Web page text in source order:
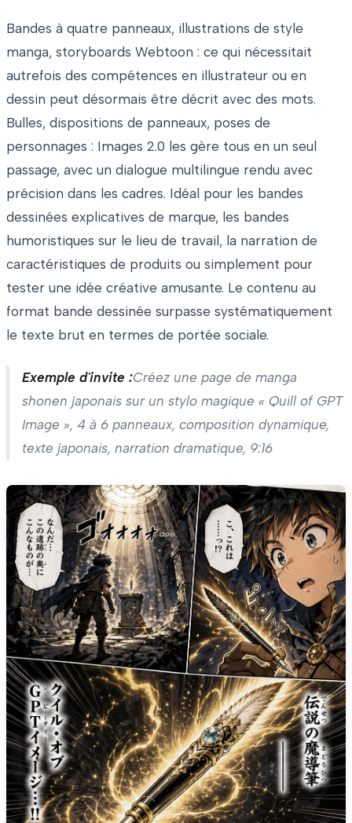
Bandes à quatre panneaux, illustrations de style
manga, storyboards Webtoon : ce qui nécessitait
autrefois des compétences en illustrateur ou en
dessin peut désormais être décrit avec des mots.
Bulles, dispositions de panneaux, poses de
personnages : Images 2.0 les gère tous en un seul
passage, avec un dialogue multilingue rendu avec
précision dans les cadres. Idéal pour les bandes
dessinées explicatives de marque, les bandes
humoristiques sur le lieu de travail, la narration de
caractéristiques de produits ou simplement pour
tester une idée créative amusante. Le contenu au
format bande dessinée surpasse systématiquement
le texte brut en termes de portée sociale.
Exemple d'invite :Créez une page de manga
shonen japonais sur un stylo magique « Quill of GPT
Image », 4 à 6 panneaux, composition dynamique,
texte japonais, narration dramatique, 9:16